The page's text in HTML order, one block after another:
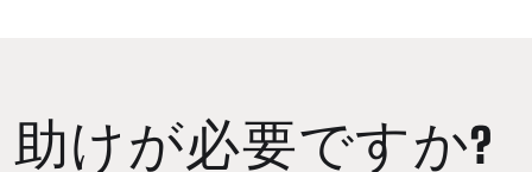
助けが必要ですか?